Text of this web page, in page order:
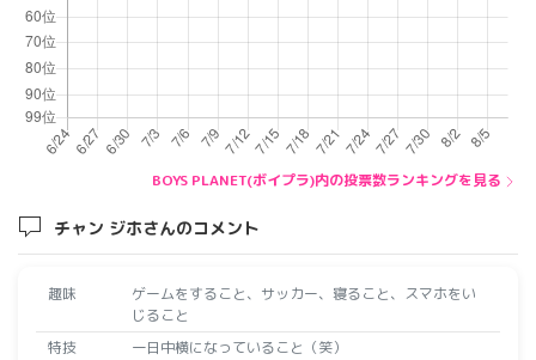
BOYS PLANET(ボイプラ)内の投票数ランキングを見る
チャン ジホさんのコメント
趣味
ゲームをすること、サッカー、寝ること、スマホをい
じること
特技
一日中横になっていること（笑）